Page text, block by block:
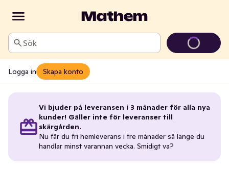
Sök
Logga in Skapa konto
Vi bjuder på leveransen i 3 månader för alla nya
kunder! Gäller inte för leveranser till
skärgården.
Nu får du fri hemleverans i tre månader så länge du
handlar minst varannan vecka. Smidigt va?